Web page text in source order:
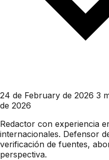
24 de February de 2026 3
de 2026
Redactor con experiencia
internacionales. Defensor
verificación de fuentes,
perspectiva.